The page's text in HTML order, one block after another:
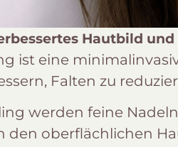
Hautbild
ist eine
Falten zu
werden feine
den oberflächlichen